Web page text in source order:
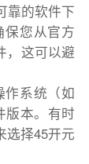
靠的软件下
保您从官方
，这可以避
作系统（如
版本。有时
选择45开元